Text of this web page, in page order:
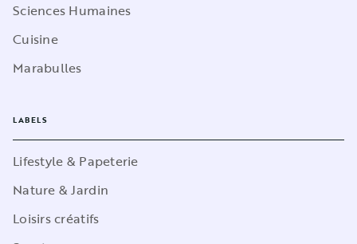
Sciences Humaines
Cuisine
Marabulles
LABELS
Lifestyle & Papeterie
Nature & Jardin
Loisirs créatifs